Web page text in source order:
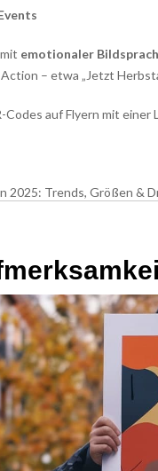
emotionaler
– etwa „Jetzt
Codes auf Flyern mit
2025: Trends, Größen &